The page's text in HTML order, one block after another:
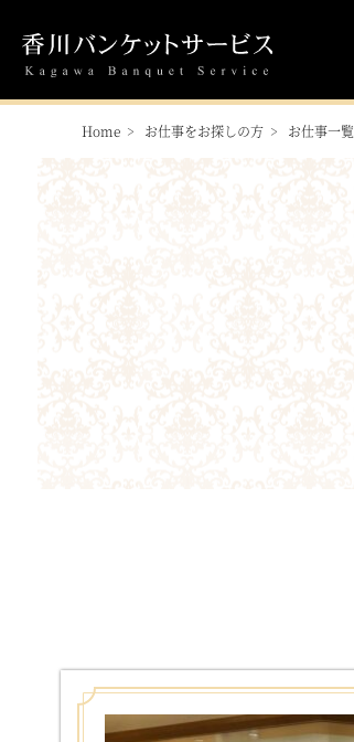
Home お仕事をお探しの方 お仕事一覧